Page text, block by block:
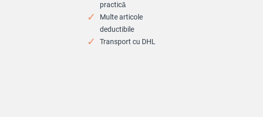
practică
Multe articole
deductibile
Transport cu DHL